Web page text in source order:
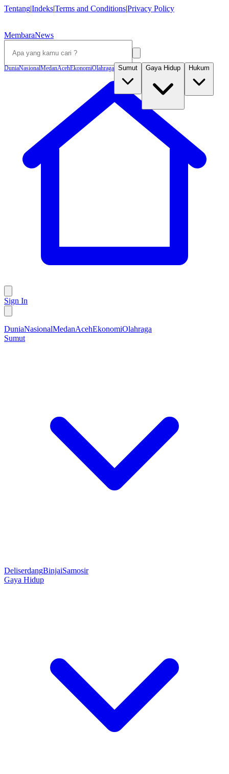
Tentang|Indeks|Terms and Conditions|Privacy Policy
MembaraNews
DuniaNasionalMedanAcehEkonomiOlahraga Sumut Gaya Hidup Hukum
Sign In
DuniaNasionalMedanAcehEkonomiOlahraga
Sumut
DeliserdangBinjaiSamosir
Gaya Hidup